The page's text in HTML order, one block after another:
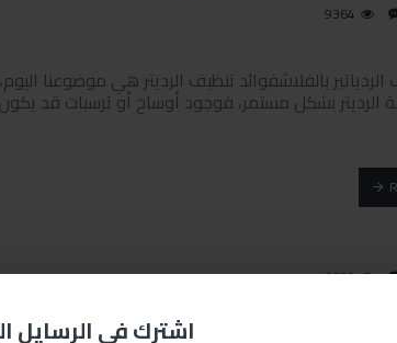
اشترك في الرسايل
9364
بالفلاشفوائد تنظيف الرديتر هي موضوعنا
الرديتر بشكل مستمر، فوجود أوساخ أو ترسبات قد
3329